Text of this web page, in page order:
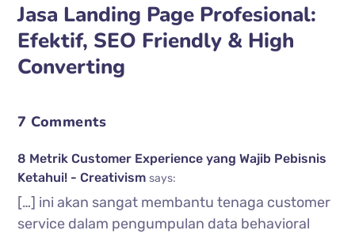
Jasa Landing Page Profesional:
Efektif, SEO Friendly & High
Converting
7 Comments
8 Metrik Customer Experience yang Wajib Pebisnis
Ketahui! - Creativism says:
[…] ini akan sangat membantu tenaga customer
service dalam pengumpulan data behavioral